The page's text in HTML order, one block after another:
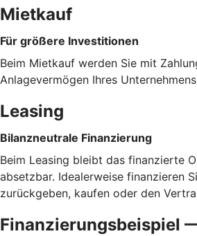
Mietkauf
Für größere Investitionen
Beim Mietkauf werden Sie mit
Anlagevermögen Ihres
Leasing
Bilanzneutrale Finanzierung
Beim Leasing bleibt das finanzierte
absetzbar. Idealerweise finanzieren
zurückgeben, kaufen oder den
Finanzierungsbeispiel